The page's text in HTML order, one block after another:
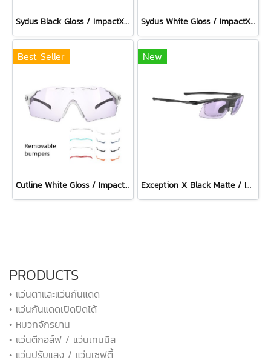
Sydus Black Gloss / ImpactX Photochromic 2 Laser Purple Sydus White Gloss / ImpactX Photochromic 2 Laser Purple
Best Seller
Cutline White Gloss / ImpactX Photochromic 2 Laser Purple with bumpers set
New
Exception X Black Matte / ImpactX Photochromic 2 Laser Purple
PRODUCTS
• แว่นตาและแว่นกันแดด
• แว่นกันแดดเปิดปิดได้
• หมวกจักรยาน
• แว่นตีกอล์ฟ / แว่นเทนนิส
• แว่นปรับแสง / แว่นเซฟตี้